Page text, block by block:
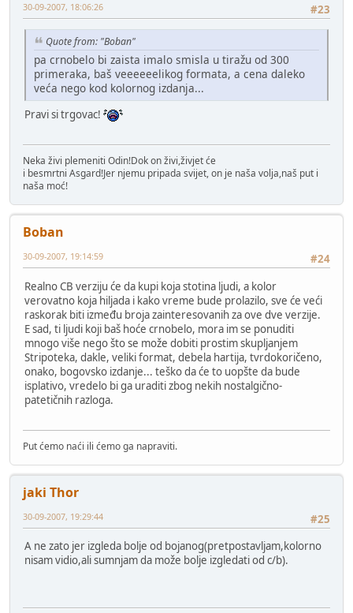
#23
30-09-2007, 18:06:26
Quote from: "Boban"
pa crnobelo bi zaista imalo smisla u tiražu od 300
primeraka, baš veeeeeelikog formata, a cena daleko
veća nego kod kolornog izdanja...
Pravi si trgovac!
Neka živi plemeniti Odin!Dok on živi,živjet će
i besmrtni Asgard!Jer njemu pripada svijet, on je naša volja,naš put i
naša moć!
Boban
#24
30-09-2007, 19:14:59
Realno CB verziju će da kupi koja stotina ljudi, a kolor
verovatno koja hiljada i kako vreme bude prolazilo, sve će veći
raskorak biti između broja zainteresovanih za ove dve verzije.
E sad, ti ljudi koji baš hoće crnobelo, mora im se ponuditi
mnogo više nego što se može dobiti prostim skupljanjem
Stripoteka, dakle, veliki format, debela hartija, tvrdokoričeno,
onako, bogovsko izdanje... teško da će to uopšte da bude
isplativo, vredelo bi ga uraditi zbog nekih nostalgično-
patetičnih razloga.
Put ćemo naći ili ćemo ga napraviti.
jaki Thor
#25
30-09-2007, 19:29:44
A ne zato jer izgleda bolje od bojanog(pretpostavljam,kolorno
nisam vidio,ali sumnjam da može bolje izgledati od c/b).